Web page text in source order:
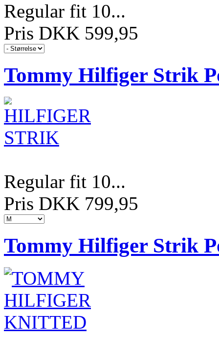
Regular fit 10...
Pris DKK 599,95
Tommy Hilfiger Strik
Regular fit 10...
Pris DKK 799,95
Tommy Hilfiger Strik